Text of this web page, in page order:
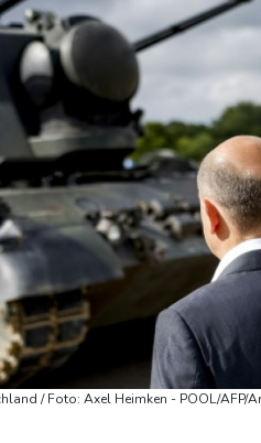
/ Foto: Axel Heimken - POOL/AFP/